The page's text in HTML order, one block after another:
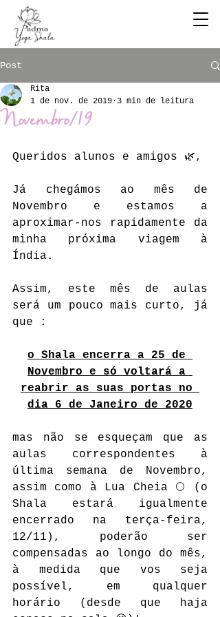
Post
Novembro/19
Rita
1 de nov. de 2019 3 min de leitura
Queridos alunos e amigos 🌿,
Já chegámos ao mês de
Novembro e estamos a
aproximar-nos rapidamente da
minha próxima viagem à
Índia.
Assim, este mês de aulas
será um pouco mais curto, já
que :
o Shala encerra a 25 de
Novembro e só voltará a
reabrir as suas portas no
dia 6 de Janeiro de 2020
mas não se esqueçam que as
aulas correspondentes à
última semana de Novembro,
assim como à Lua Cheia 🌕 (o
Shala estará igualmente
encerrado na terça-feira,
12/11), poderão ser
compensadas ao longo do mês,
à medida que vos seja
possível, em qualquer
horário (desde que haja